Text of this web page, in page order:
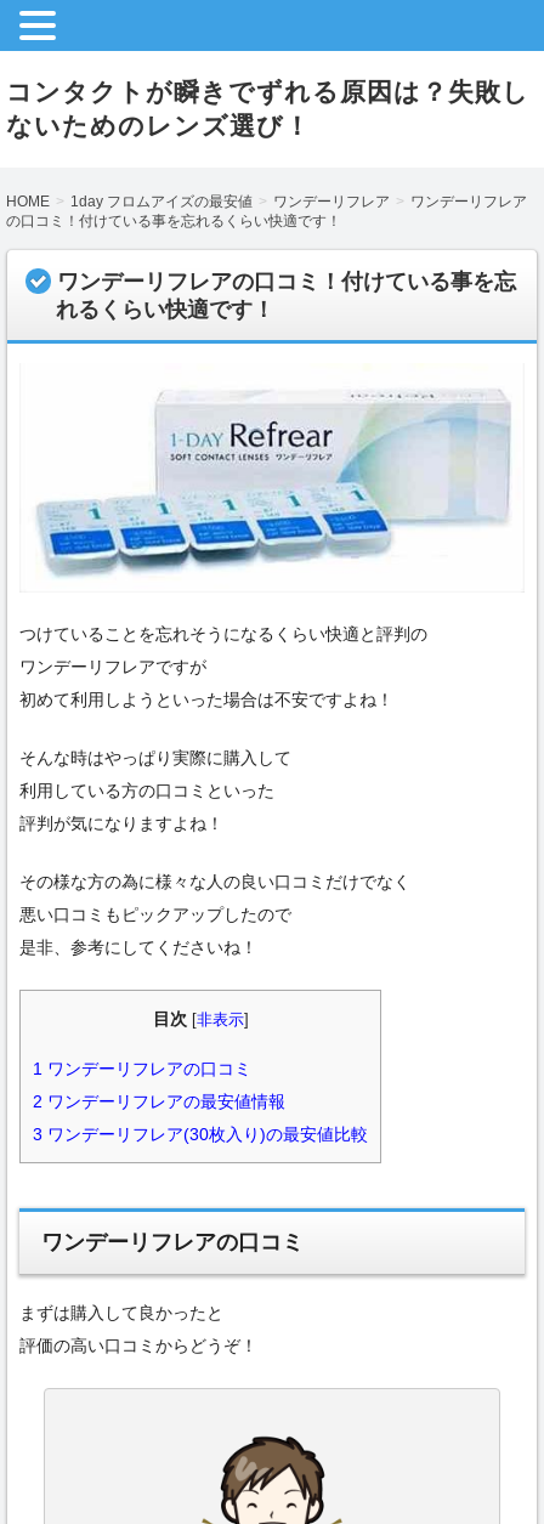
コンタクトが瞬きでずれる原因は？失敗し
ないためのレンズ選び！
HOME 1day フロムアイズの最安値 ワンデーリフレア
ワンデーリフレア
の口コミ！付けている事を忘れるくらい快適です！
ワンデーリフレアの口コミ！付けている事を忘
れるくらい快適です！
つけていることを忘れそうになるくらい快適と評判の
ワンデーリフレアですが
初めて利用しようといった場合は不安ですよね！
そんな時はやっぱり実際に購入して
利用している方の口コミといった
評判が気になりますよね！
その様な方の為に様々な人の良い口コミだけでなく
悪い口コミもピックアップしたので
是非、参考にしてくださいね！
目次 非表示]
1 ワンデーリフレアの口コミ
2 ワンデーリフレアの最安値情報
3 ワンデーリフレア(30枚入り)の最安値比較
ワンデーリフレアの口コミ
まずは購入して良かったと
評価の高い口コミからどうぞ！